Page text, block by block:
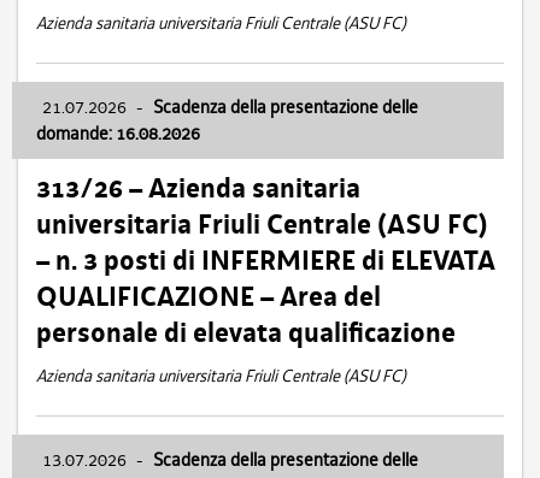
Azienda sanitaria universitaria Friuli Centrale (ASU FC)
21.07.2026 - Scadenza della presentazione delle
domande: 16.08.2026
313/26 – Azienda sanitaria
universitaria Friuli Centrale (ASU FC)
– n. 3 posti di INFERMIERE di ELEVATA
QUALIFICAZIONE – Area del
personale di elevata qualificazione
Azienda sanitaria universitaria Friuli Centrale (ASU FC)
13.07.2026 - Scadenza della presentazione delle